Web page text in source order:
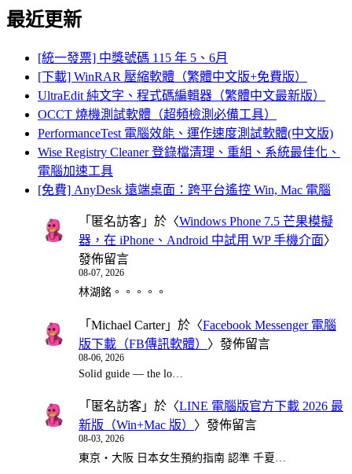
最近更新
[統一發票] 中獎號碼 115 年 5、6月
[下載] WinRAR 壓縮軟體（繁體中文版+免費版）
UltraEdit 純文字、程式碼編輯器（繁體中文最新版）
OCCT 燒機測試軟體（超頻檢測必備工具）
PerformanceTest 電腦效能、運作速度測試軟體(中文版)
Wise Registry Cleaner 登錄檔清理、重組、系統最佳化、
電腦加速工具
[免費] AnyDesk 遠端桌面：跨平台遙控 Win, Mac 電腦
「 匿名訪客 」於〈Windows Phone 7.5 芒果模擬
器，在 iPhone、Android 中試用 WP 手機介面〉
發佈留言
08-07, 2026
林湖銘。。。。。
「 Michael Carter」於〈Facebook Messenger 電腦
版下載（FB傳訊軟體） 〉發佈留言
08-06, 2026
Solid guide — the lo…
「 匿名訪客 」於〈LINE 電腦版官方下載 2026 最
新版（Win+Mac 版） 〉發佈留言
08-03, 2026
東京・大阪 日本女生預約指南 認準 千夏…